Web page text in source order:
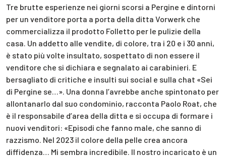
Tre brutte esperienze nei giorni scorsi a Pergine e dintorni
per un venditore porta a porta della ditta Vorwerk che
commercializza il prodotto Folletto per le pulizie della
casa. Un addetto alle vendite, di colore, tra i 20 e i 30 anni,
è stato più volte insultato, sospettato di non essere il
venditore che si dichiara e segnalato ai carabinieri. E
bersagliato di critiche e insulti sui social e sulla chat «Sei
di Pergine se…». Una donna l’avrebbe anche spintonato per
allontanarlo dal suo condominio, racconta Paolo Roat, che
è il responsabile d’area della ditta e si occupa di formare i
nuovi venditori: «Episodi che fanno male, che sanno di
razzismo. Nel 2023 il colore della pelle crea ancora
diffidenza… Mi sembra incredibile. Il nostro incaricato è un